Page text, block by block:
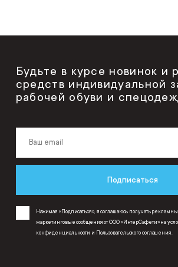
Будьте в курсе новинок и
средств индивидуальной
рабочей обуви и
Подписаться
Нажимая «Подписаться», я соглашаюсь получать
маркетинговые сообщения от ООО «ИнтерСафети» на
конфиденциальности и Пользовательского соглашения.